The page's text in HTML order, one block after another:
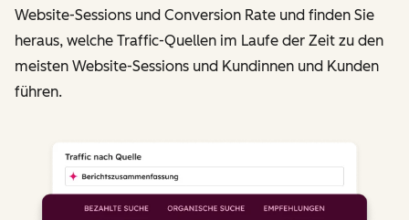
Website-Sessions und Conversion Rate und finden Sie
heraus, welche Traffic-Quellen im Laufe der Zeit zu den
meisten Website-Sessions und Kundinnen und Kunden
führen.